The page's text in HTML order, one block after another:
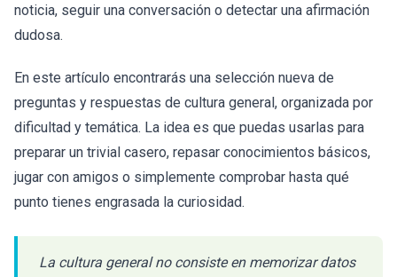
noticia, seguir una conversación o detectar una afirmación
dudosa.
En este artículo encontrarás una selección nueva de
preguntas y respuestas de cultura general, organizada por
dificultad y temática. La idea es que puedas usarlas para
preparar un trivial casero, repasar conocimientos básicos,
jugar con amigos o simplemente comprobar hasta qué
punto tienes engrasada la curiosidad.
La cultura general no consiste en memorizar datos